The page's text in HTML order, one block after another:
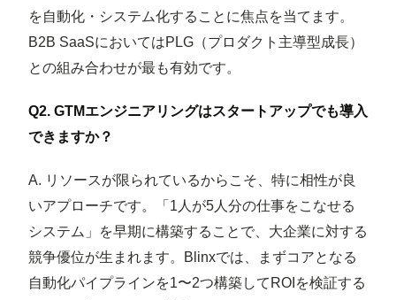
を自動化・システム化することに焦点を当てます。
B2B SaaSにおいてはPLG（プロダクト主導型成長）
との組み合わせが最も有効です。
Q2. GTMエンジニアリングはスタートアップでも導入
できますか？
A. リソースが限られているからこそ、特に相性が良
いアプローチです。「1人が5人分の仕事をこなせる
システム」を早期に構築することで、大企業に対する
競争優位が生まれます。Blinxでは、まずコアとなる
自動化パイプラインを1〜2つ構築してROIを検証する